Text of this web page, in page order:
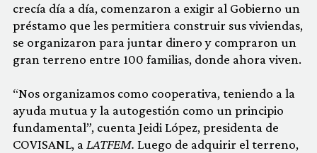
crecía día a día, comenzaron a exigir al Gobierno un
préstamo que les permitiera construir sus viviendas,
se organizaron para juntar dinero y compraron un
gran terreno entre 100 familias, donde ahora viven.
“Nos organizamos como cooperativa, teniendo a la
ayuda mutua y la autogestión como un principio
fundamental”, cuenta Jeidi López, presidenta de
COVISANL, aLATFEM. Luego de adquirir el terreno,